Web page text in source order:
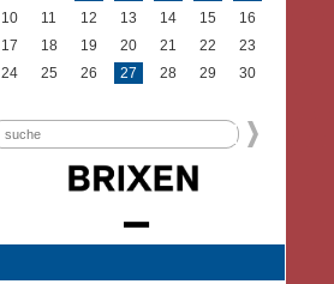
10
11 12 13 14 15
16
17
18 19 20 21 22
23
24
25 26 27 28 29 30